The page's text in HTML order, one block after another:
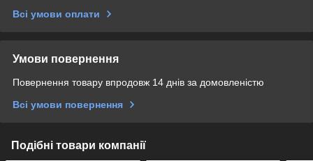
Всі умови оплати
Умови повернення
Повернення товару впродовж 14 днів за домовленістю
Всі умови повернення
Подібні товари компанії